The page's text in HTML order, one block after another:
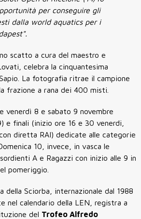
per conseguire gli
dalla world aquatics per i
scatto a cura del maestro e
celebra la cinquantesima
La fotografia ritrae il campione
frazione a rana dei 400 misti.
venerdì 8 e sabato 9 novembre
e finali (inizio ore 16 e 30 venerdi,
diretta RAI) dedicate alle categorie
10, invece, in vasca le
A e Ragazzi con inizio alle 9 in
pomeriggio.
della Sciorba, internazionale dal 1988
nel calendario della LEN, registra a
del Trofeo Alfredo